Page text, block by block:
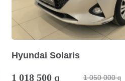
Hyundai Solaris
1 018 500 q 1 050 000 q